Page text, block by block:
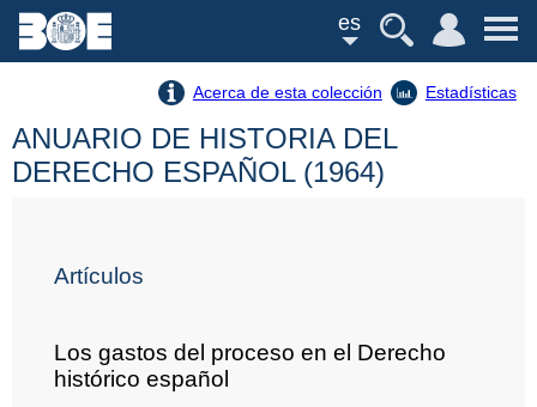
es
Acerca de esta colección Estadísticas
ANUARIO DE HISTORIA DEL
DERECHO ESPAÑOL (1964)
Artículos
Los gastos del proceso en el Derecho
histórico español